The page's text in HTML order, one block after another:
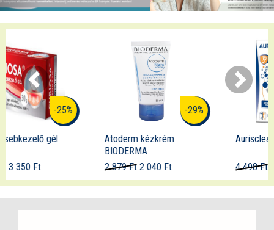
Atoderm kézkrém
2 879 Ft
Aurisclean fülspray
4 498 Ft